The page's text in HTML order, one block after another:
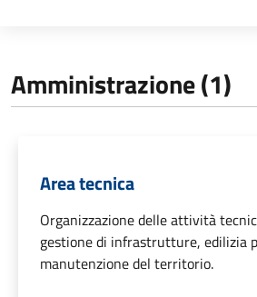
Amministrazione (1)
Area tecnica
Organizzazione delle attività
gestione di infrastrutture, edilizia
manutenzione del territorio.